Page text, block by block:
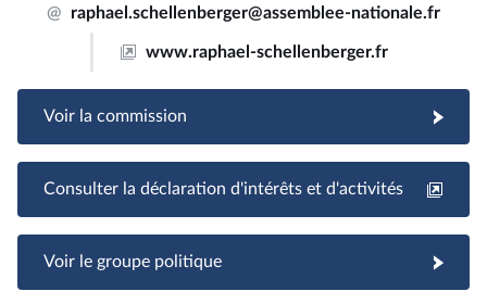
@ raphael.schellenberger@assemblee-nationale.fr
www.raphael-schellenberger.fr
Voir la commission
Consulter la déclaration d'intérêts et d'activités
Voir le groupe politique